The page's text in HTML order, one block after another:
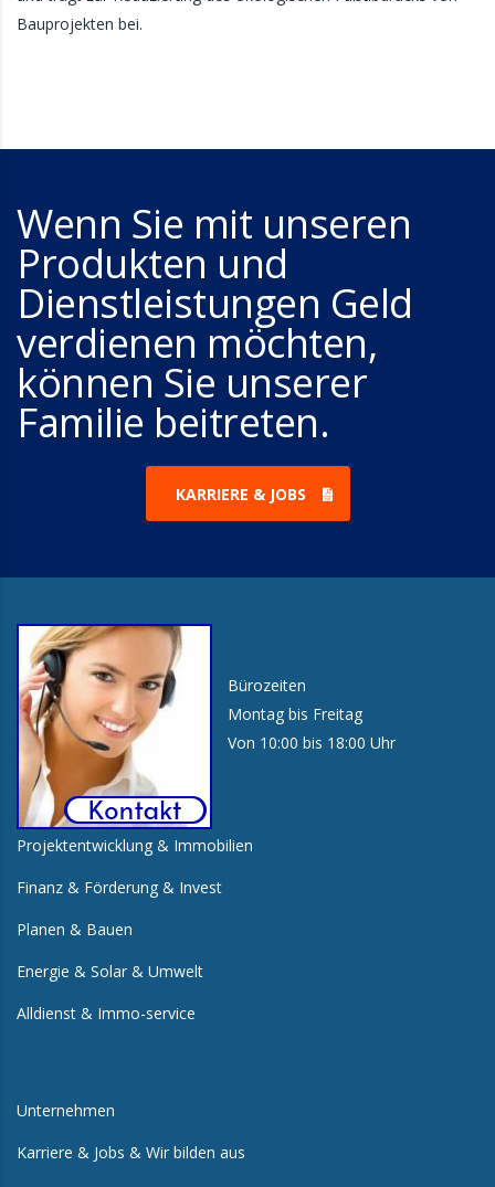
Bauprojekten bei.
Wenn Sie mit unseren
Produkten und
Dienstleistungen Geld
verdienen möchten,
können Sie unserer
Familie beitreten.
KARRIERE & JOBS
Bürozeiten
Montag bis Freitag
Von 10:00 bis 18:00 Uhr
Projektentwicklung & Immobilien
Finanz & Förderung & Invest
Planen & Bauen
Energie & Solar & Umwelt
Alldienst & Immo-service
Unternehmen
Karriere & Jobs & Wir bilden aus